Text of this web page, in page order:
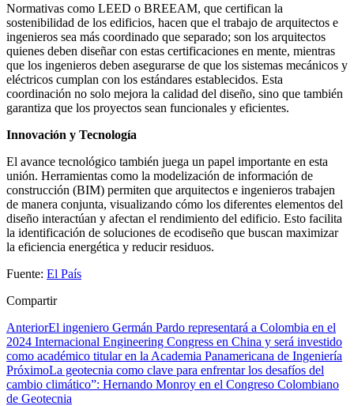
Normativas como LEED o BREEAM, que certifican la
sostenibilidad de los edificios, hacen que el trabajo de arquitectos e
ingenieros sea más coordinado que separado; son los arquitectos
quienes deben diseñar con estas certificaciones en mente, mientras
que los ingenieros deben asegurarse de que los sistemas mecánicos y
eléctricos cumplan con los estándares establecidos. Esta
coordinación no solo mejora la calidad del diseño, sino que también
garantiza que los proyectos sean funcionales y eficientes.
Innovación y Tecnología
El avance tecnológico también juega un papel importante en esta
unión. Herramientas como la modelización de información de
construcción (BIM) permiten que arquitectos e ingenieros trabajen
de manera conjunta, visualizando cómo los diferentes elementos del
diseño interactúan y afectan el rendimiento del edificio. Esto facilita
la identificación de soluciones de ecodiseño que buscan maximizar
la eficiencia energética y reducir residuos.
Fuente: El País
Compartir
AnteriorEl ingeniero Germán Pardo representará a Colombia en el
2024 Internacional Engineering Congress en China y será investido
como académico titular en la Academia Panamericana de Ingeniería
PróximoLa geotecnia como clave para enfrentar los desafíos del
cambio climático”: Hernando Monroy en el Congreso Colombiano
de Geotecnia